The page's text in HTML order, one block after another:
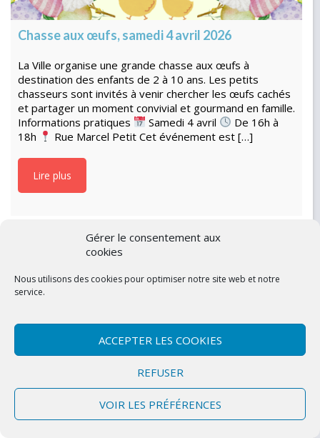
Gérer le consentement aux
cookies
Nous utilisons des cookies pour optimiser notre site web et notre
service.
ACCEPTER LES COOKIES
REFUSER
VOIR LES PRÉFÉRENCES
Chasse aux œufs, samedi 4 avril 2026
La Ville organise une grande chasse aux œufs à
destination des enfants de 2 à 10 ans. Les petits
chasseurs sont invités à venir chercher les œufs cachés
et partager un moment convivial et gourmand en famille.
Informations pratiques
Samedi 4 avril
De 16h à
18h
Rue Marcel Petit Cet événement est […]
Lire plus